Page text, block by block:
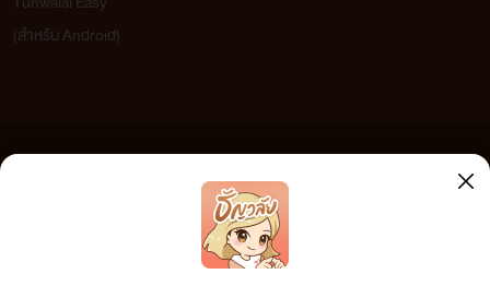
คิดก่อนผมโดนแบบนี้เจ็บก้นชะมัดทำเบาๆไม่เป็นรึไงเนี่ยรุ่นพี่บ้า
มมมมมมมม ฮาโตะ:ค่าบบที่รัก เรตะ:-///-
(สำหรับ Android)
เว็บไซต์แห่งนี้ไม่ได้เห็นด้วยและไม่ขอรับผิดชอบต่อข้อความใดๆ ทั้งสิ้น ดังนั้นผู้อ่านทุกท่านโปรดใช้
วิจารณญาณในการกลั่นกรองด้วยตนเอง และหากท่านพบข้อความใดๆ ที่ขัดต่อกฎหมายและศีลธรรม
กรุณาแจ้งมาที่ tunwalai@ookbee.com เพื่อทีมงานจะได้ดำเนินการในทันที ทั้งนี้ ทางเว็บไซต์ขอสงวน
ลิขสิทธิ์ตามพระราชบัญญัติลิขสิทธิ์ (ฉบับเพิ่มเติม) พ.ศ.2558